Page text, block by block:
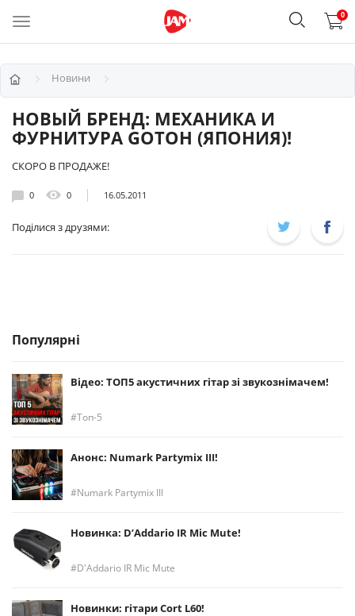
0
Новини
НОВЫЙ БРЕНД: МЕХАНИКА И
ФУРНИТУРА GOTOH (ЯПОНИЯ)!
СКОРО В ПРОДАЖЕ!
0 0 16.05.2011
Поділися з друзями:
Популярні
Відео: ТОП5 акустичних гітар зі звукознімачем!
Топ-5
Анонс: Numark Partymix III!
Numark Partymix III
Новинка: D’Addario IR Mic Mute!
D'Addario IR Mic Mute
Новинки: гітари Cort L60!